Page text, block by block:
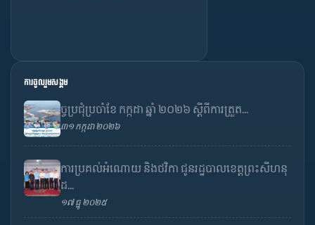
ការចូលរួមសង្គម
ច្ចប្រជុំប្រចាំខែ កក្កដា ឆ្នាំ ២០២៦ ស្តីពីការត្រួត...
៣១ កក្កដា ២០២៦
ការប្រគល់អំណោយ និងថវិកា ជូនរដ្ឋបាលខេត្តព្រះសីហនុ
ដ...
១៧ ធ្នូ ២០២៥